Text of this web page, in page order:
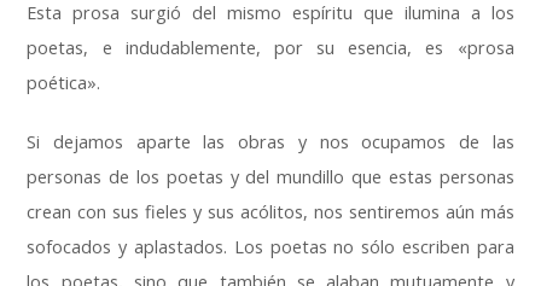
Esta prosa surgió del mismo espíritu que ilumina a los
poetas, e indudablemente, por su esencia,es «prosa
poética».
Si dejamos aparte las obras y nos ocupamos de las
personas de los poetas y del mundillo que estas personas
crean con sus fieles y sus acólitos, nos sentiremos aún más
sofocados y aplastados. Los poetas no sólo escriben para